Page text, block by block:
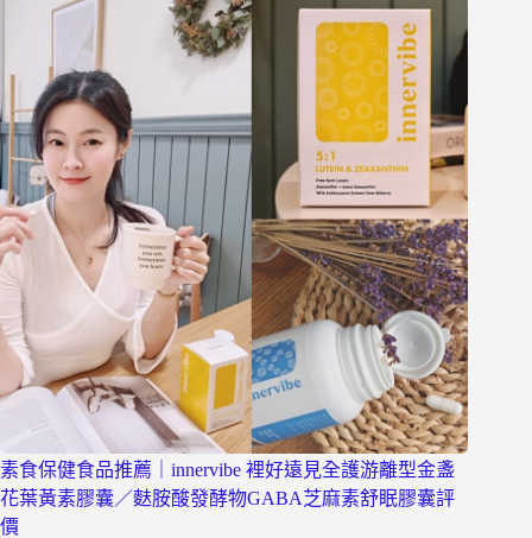
素食保健食品推薦｜innervibe 裡好遠見全護游離型金盞
花葉黃素膠囊／麩胺酸發酵物GABA芝麻素舒眠膠囊評
價